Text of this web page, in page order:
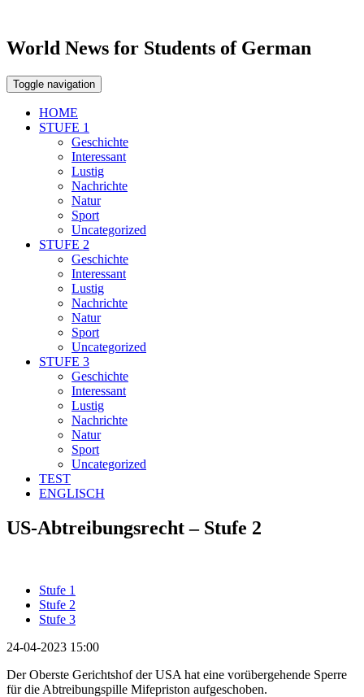
World News for Students of German
Toggle navigation
HOME
STUFE 1
Geschichte
Interessant
Lustig
Nachrichte
Natur
Sport
Uncategorized
STUFE 2
Geschichte
Interessant
Lustig
Nachrichte
Natur
Sport
Uncategorized
STUFE 3
Geschichte
Interessant
Lustig
Nachrichte
Natur
Sport
Uncategorized
TEST
ENGLISCH
US-Abtreibungsrecht – Stufe 2
Stufe 1
Stufe 2
Stufe 3
24-04-2023 15:00
Der Oberste Gerichtshof der USA hat eine vorübergehende Sperre
für die Abtreibungspille Mifepriston aufgeschoben.